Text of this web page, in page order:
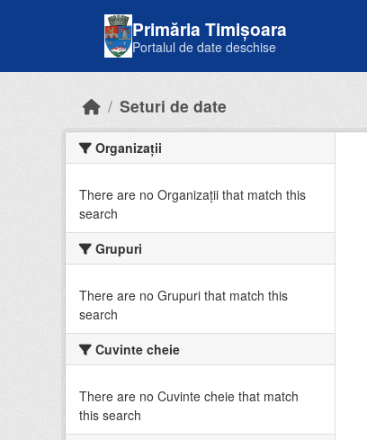
Primăria Timișoara
Portalul de date deschise
Seturi de date
Organizații
There are no Organizații that match this
search
Grupuri
There are no Grupuri that match this
search
Cuvinte cheie
There are no Cuvinte cheie that match
this search